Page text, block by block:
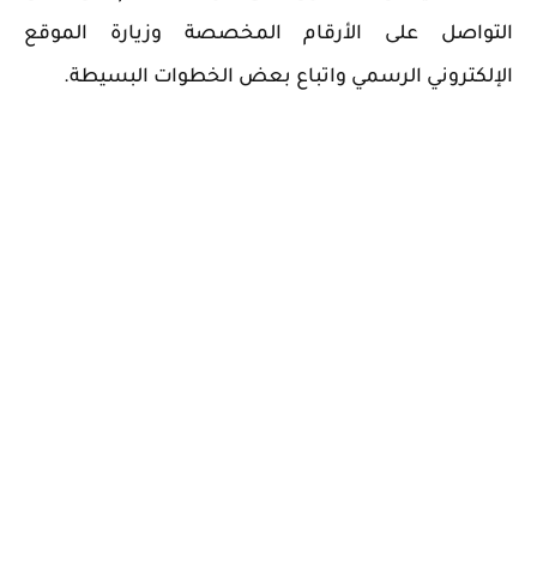
التواصل على الأرقام المخصصة وزيارة الموقع
الإلكتروني الرسمي واتباع بعض الخطوات البسيطة.